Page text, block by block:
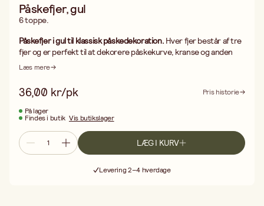
Påskefjer, gul
6 toppe.
Påskefjer i gul til klassisk påskedekoration. Hver fjer består af tre
fjer og er perfekt til at dekorere påskekurve, kranse og anden
påskedekoration. De gule påskefjer giver et traditionelt og
håndværk og hobbyartikler.
Pakken indeholder
, hvilket gør dem
velegnede til både mindre dekorationer og større
påskearrangementer.
Læs mere
36,00 kr/pk
Pris historie
På lager
Findes i butik Vis butikslager
LÆG I KURV
Levering 2–4 hverdage